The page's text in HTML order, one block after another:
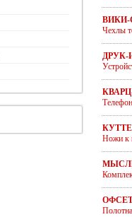
ВИКИ-
Чехлы
ДРУК-
Ножи к